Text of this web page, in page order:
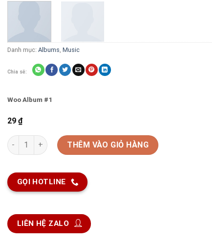
Danh mục: Albums, Music
Chia sẽ:
Woo Album #1
29 ₫
Woo Album #1 số lượngTHÊM VÀO GIỎ HÀNG
GỌI HOTLINE
LIÊN HỆ ZALO